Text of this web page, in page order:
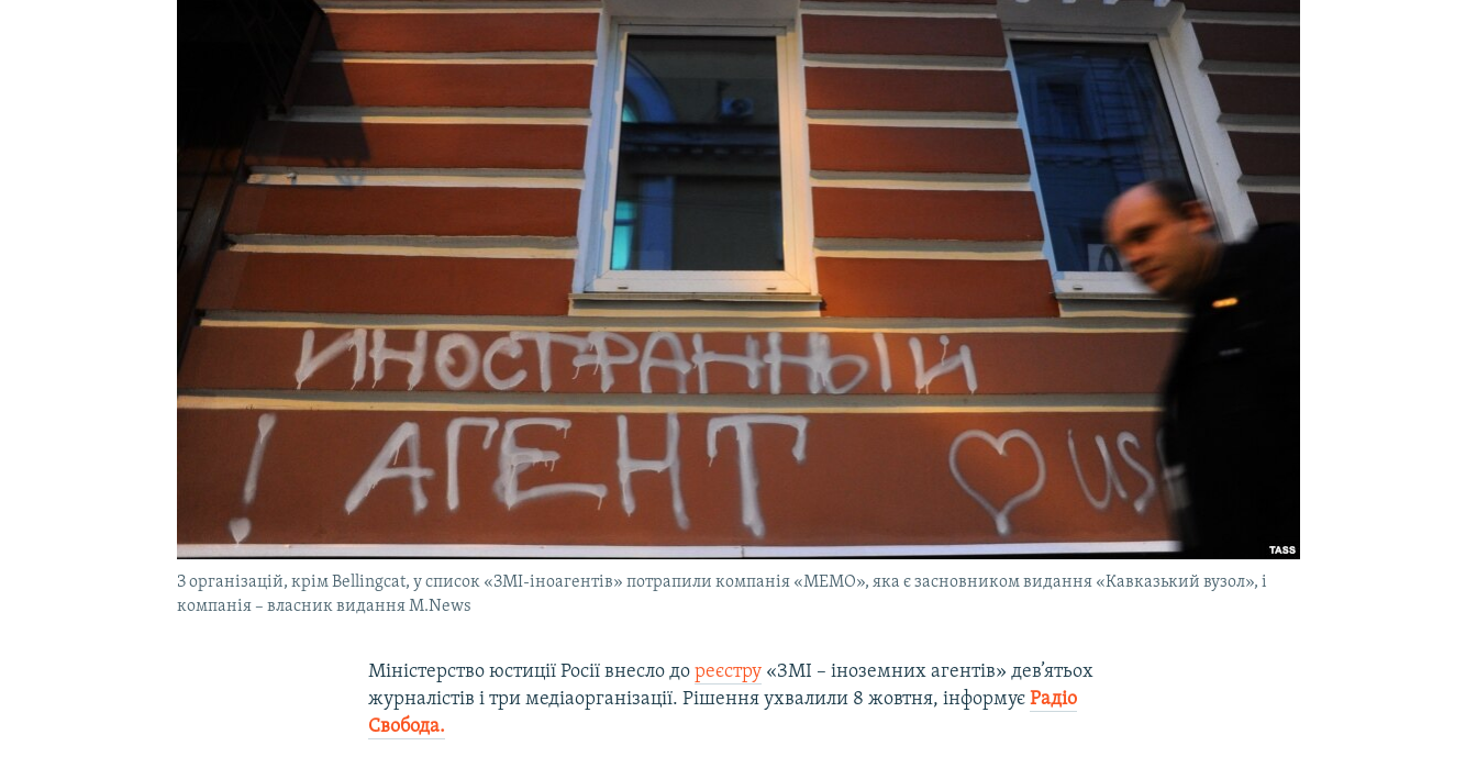
З організацій, крім Bellingcat, у список «ЗМІ-іноагентів» потрапили компанія «МЕМО», яка є засновником видання «Кавказький вузол», і
компанія – власник видання M.News
Міністерство юстиції Росії внесло дореєстру «ЗМІ – іноземних агентів» дев’ятьох
журналістів і три медіаорганізації. Рішення ухвалили 8 жовтня, інформуєРадіо
Свобода.